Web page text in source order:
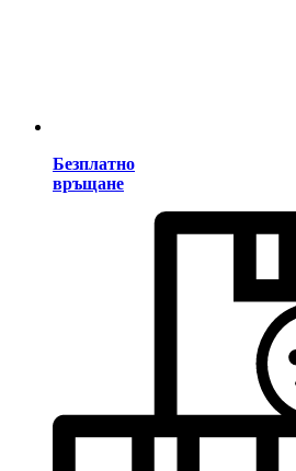
Безплатно
връщане